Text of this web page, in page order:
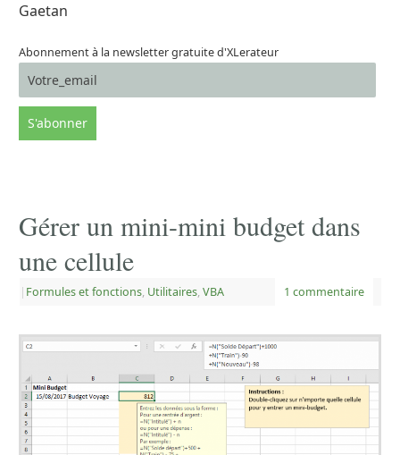
Gaetan
Abonnement à la newsletter gratuite d'XLerateur
Gérer un mini-mini budget dans
une cellule
| Formules et fonctions, Utilitaires, VBA 1 commentaire